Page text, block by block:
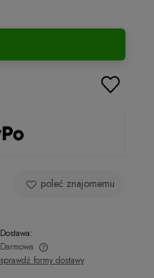
poleć znajomemu
Dostawa:
Darmowa
sprawdź formy dostawy